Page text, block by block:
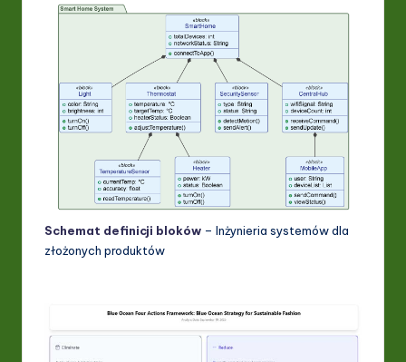
Schemat definicji bloków – Inżynieria systemów dla
złożonych produktów